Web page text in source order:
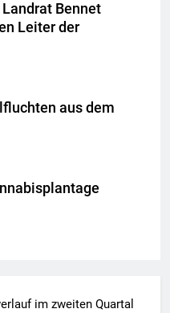
Landrat Bennet
Leiter der
aus dem
im zweiten Quartal